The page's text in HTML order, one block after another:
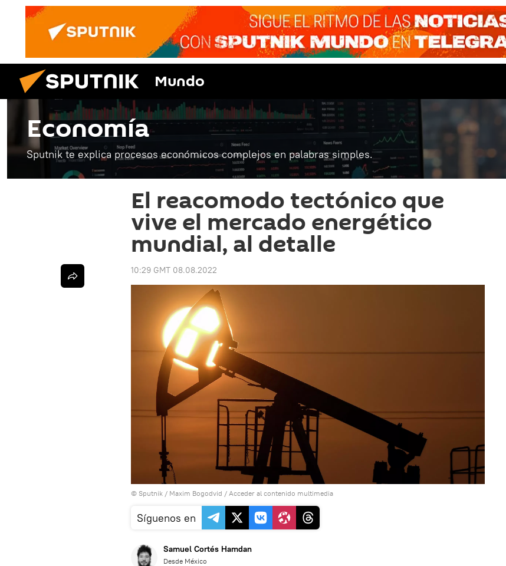
Mundo
Economía
Sputnik te explica procesos económicos complejos en palabras simples.
El reacomodo tectónico que
vive el mercado energético
mundial, al detalle
10:29 GMT 08.08.2022
© Sputnik / Maxim Bogodvid / Acceder al contenido multimedia
Síguenos en
Samuel Cortés Hamdan
Desde México